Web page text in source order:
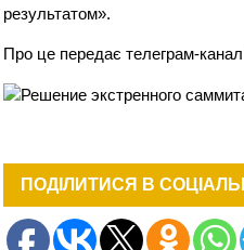
результатом».
Про це передає телеграм-
ПОДІЛИТИСЯ В